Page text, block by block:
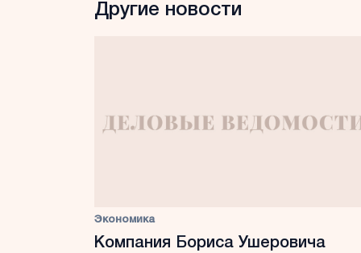
Другие новости
Экономика
Компания Бориса Ушеровича